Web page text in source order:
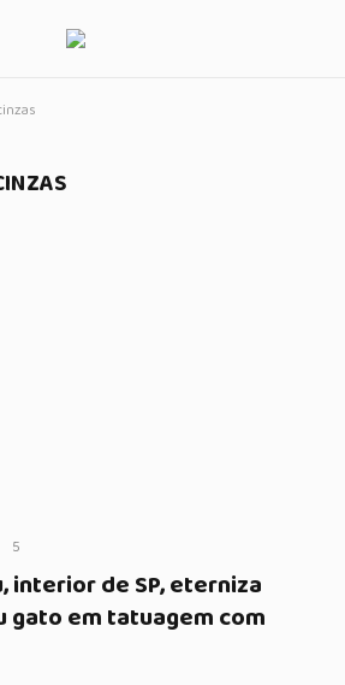
5
interior de SP, eterniza
gato em tatuagem com